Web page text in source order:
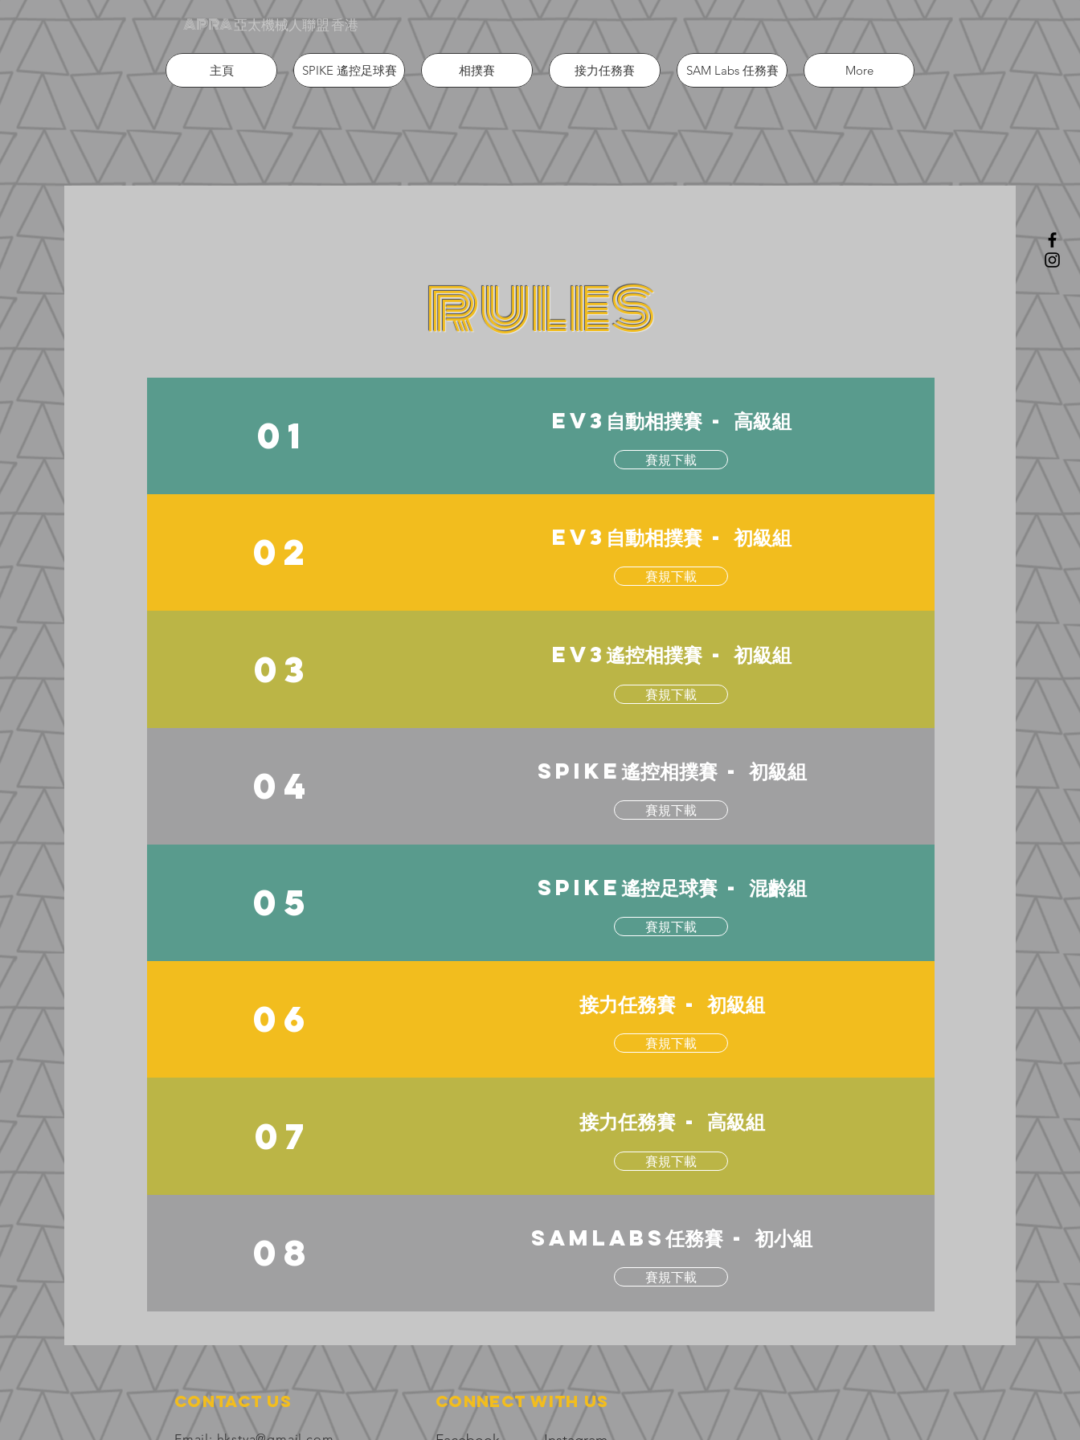
APRA 亞太機械人聯盟 香港
主頁 SPIKE 遙控足球賽 相撲賽 接力任務賽 SAM Labs 任務賽 More
rules
01 EV3自動相撲賽 - 高級組
賽規下載
02 EV3自動相撲賽 - 初級組
賽規下載
03 EV3遙控相撲賽 - 初級組
賽規下載
04 SPIKE遙控相撲賽 - 初級組
賽規下載
05 SPIKE遙控足球賽 - 混齡組
賽規下載
06 接力任務賽 - 初級組
賽規下載
07 接力任務賽 - 高級組
賽規下載
08 SAMLabs任務賽 - 初小組
賽規下載
Contact Us Connect with us